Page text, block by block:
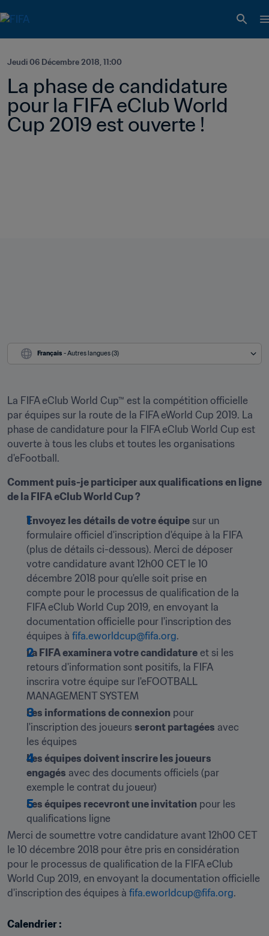
Jeudi 06 Décembre 2018, 11:00
La phase de candidature
pour la FIFA eClub World
Cup 2019 est ouverte !
Français - Autres langues (3)
La FIFA eClub World Cup™ est la compétition officielle
par équipes sur la route de la FIFA eWorld Cup 2019. La
phase de candidature pour la FIFA eClub World Cup est
ouverte à tous les clubs et toutes les organisations
d'eFootball.
Comment puis-je participer aux qualifications en ligne
de la FIFA eClub World Cup ?
Envoyez les détails de votre équipe sur un
formulaire officiel d'inscription d'équipe à la FIFA
(plus de détails ci-dessous). Merci de déposer
votre candidature avant 12h00 CET le 10
décembre 2018 pour qu'elle soit prise en
compte pour le processus de qualification de la
FIFA eClub World Cup 2019, en envoyant la
documentation officielle pour l'inscription des
équipes à fifa.eworldcup@fifa.org.
La FIFA examinera votre candidature et si les
retours d'information sont positifs, la FIFA
inscrira votre équipe sur l'eFOOTBALL
MANAGEMENT SYSTEM
Les informations de connexion pour
l'inscription des joueurs seront partagées avec
les équipes
Les équipes doivent inscrire les joueurs
engagés avec des documents officiels (par
exemple le contrat du joueur)
Les équipes recevront une invitation pour les
qualifications ligne
Merci de soumettre votre candidature avant 12h00 CET
le 10 décembre 2018 pour être pris en considération
pour le processus de qualification de la FIFA eClub
World Cup 2019, en envoyant la documentation officielle
d'inscription des équipes à fifa.eworldcup@fifa.org.
Calendrier :